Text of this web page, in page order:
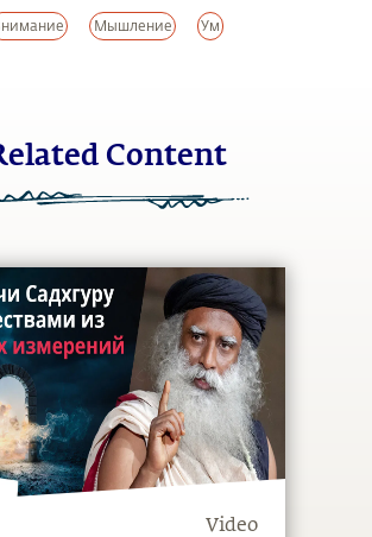
Мышление Ум
Content
Video